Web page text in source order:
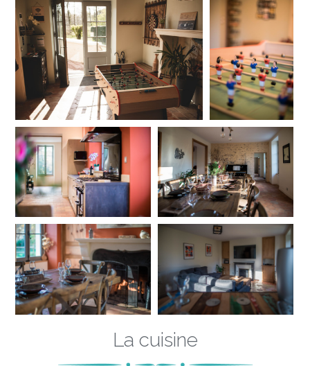
de fléchettes ou d’une sélection de jeux de société, parfaits pour
animer les soirées ou partager un moment ludique après une
journée de découverte autour du Mans et de la Sarthe.
Cet espace donne immédiatement le ton : ici, tout est fait pour
favoriser le partage et la bonne humeur.
Dès cette entrée, vous aurez également un aperçu du gîte: espace,
bois, terre cuite, cheminée, meubles en bois, tous les composants
d’une atmosphère chaleureuse, campagnarde, chic et simple à la
fois. De la documentation sur les
activités à faire en Sartheet aux
alentours est à disposition afin de parfaire votre séjour au gîte.
La cuisine